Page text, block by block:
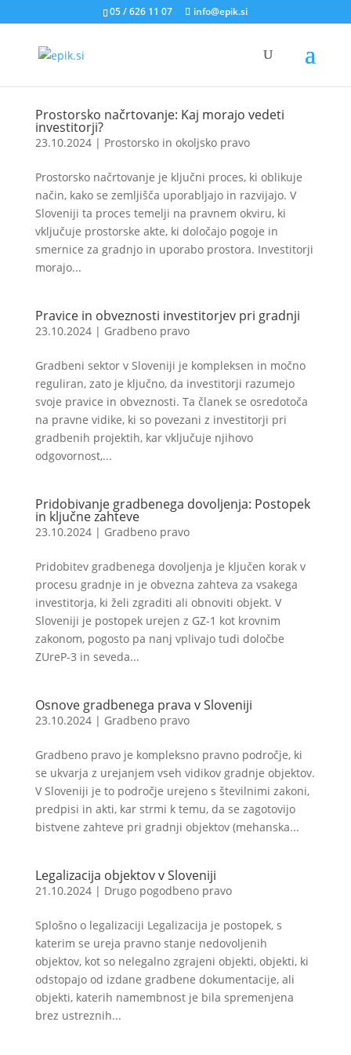
05 / 626 11 07 info@epik.si
Prostorsko načrtovanje: Kaj morajo vedeti
investitorji?
23.10.2024| Prostorsko in okoljsko pravo
Prostorsko načrtovanje je ključni proces, ki oblikuje
način, kako se zemljišča uporabljajo in razvijajo. V
Sloveniji ta proces temelji na pravnem okviru, ki
vključuje prostorske akte, ki določajo pogoje in
smernice za gradnjo in uporabo prostora. Investitorji
morajo...
Pravice in obveznosti investitorjev pri gradnji
23.10.2024| Gradbeno pravo
Gradbeni sektor v Sloveniji je kompleksen in močno
reguliran, zato je ključno, da investitorji razumejo
svoje pravice in obveznosti. Ta članek se osredotoča
na pravne vidike, ki so povezani z investitorji pri
gradbenih projektih, kar vključuje njihovo
odgovornost,...
Pridobivanje gradbenega dovoljenja: Postopek
in ključne zahteve
23.10.2024| Gradbeno pravo
Pridobitev gradbenega dovoljenja je ključen korak v
procesu gradnje in je obvezna zahteva za vsakega
investitorja, ki želi zgraditi ali obnoviti objekt. V
Sloveniji je postopek urejen z GZ-1 kot krovnim
zakonom, pogosto pa nanj vplivajo tudi določbe
ZUreP-3 in seveda...
Osnove gradbenega prava v Sloveniji
23.10.2024| Gradbeno pravo
Gradbeno pravo je kompleksno pravno področje, ki
se ukvarja z urejanjem vseh vidikov gradnje objektov.
V Sloveniji je to področje urejeno s številnimi zakoni,
predpisi in akti, kar strmi k temu, da se zagotovijo
bistvene zahteve pri gradnji objektov (mehanska...
Legalizacija objektov v Sloveniji
21.10.2024| Drugo pogodbeno pravo
Splošno o legalizaciji Legalizacija je postopek, s
katerim se ureja pravno stanje nedovoljenih
objektov, kot so nelegalno zgrajeni objekti, objekti, ki
odstopajo od izdane gradbene dokumentacije, ali
objekti, katerih namembnost je bila spremenjena
brez ustreznih...